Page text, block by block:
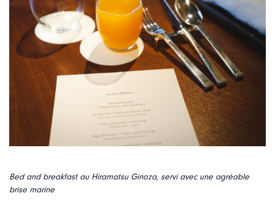
Bed and breakfast au Hiramatsu Ginoza, servi avec une agréable
brise marine